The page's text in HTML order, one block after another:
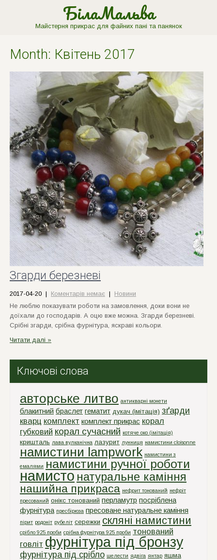
БілаМальва
Майстерня прикрас для файних пані та панянок
Month: Квітень 2017
Згарди березневі
2017-04-20 | Коментарів немає | Новини
Не люблю показувати роботи на замовлення, доки вони не
доїхали до господарів. А оцю вже можна. Згарди березневі.
Срібні згарди, срібна фурнітура, яскраві кольори.
Читати далі »
Ключові слова
авторське литво антикварні монети
блакитний браслет гематит дукач (імітація) зґарди
кварц комплект комплект прикрас корал
губковий корал сучасний котяче око (імітація)
кришталь лава вулканічна лазурит лунниця намистини cloisonne
намистини lampwork намистини з
емалями намистини ручної роботи
намисто натуральне каміння
нашийна прикраса нефрит тонований нефріт
пресований онікс тонований перламутр посріблена
фурнітура пресбірюза пресоване натуральне каміння
пірит родоніт рубеліт сережки скляні намистини
срiбло 925 проби срiбна фурнiтура 925 проби тонований
говліт фурнітура під бронзу
фурнітура під срібло шелести ядвіга янтар яшма